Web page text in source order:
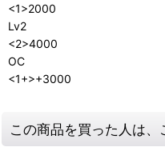
<1>2000
Lv2
<2>4000
OC
<1+>+3000
この商品を買った人は